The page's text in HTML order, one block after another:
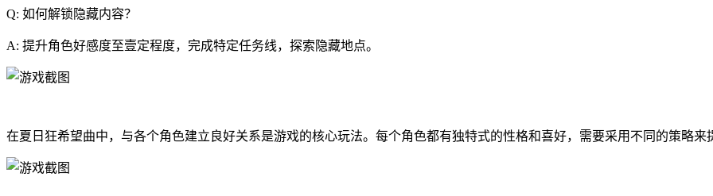
Q: 如何解锁隐藏内容？
A: 提升角色好感度至壹定程度，完成特定任务线，探索隐藏地点。
在夏日狂希望曲中，与各个角色建立良好关系是游戏的核心玩法。每个角色都有独特式的性格和喜好，需要采用不同的策略来